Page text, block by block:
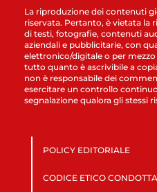
La riproduzione dei contenuti
riservata. Pertanto, è vietata la
di testi, fotografie, contenuti
aziendali e pubblicitarie, con
elettronico/digitale o per
tutto quanto è ascrivibile a
non è responsabile dei
esercitare un controllo
segnalazione qualora gli stessi
POLICY EDITORIALE
CODICE ETICO CONDOTTA